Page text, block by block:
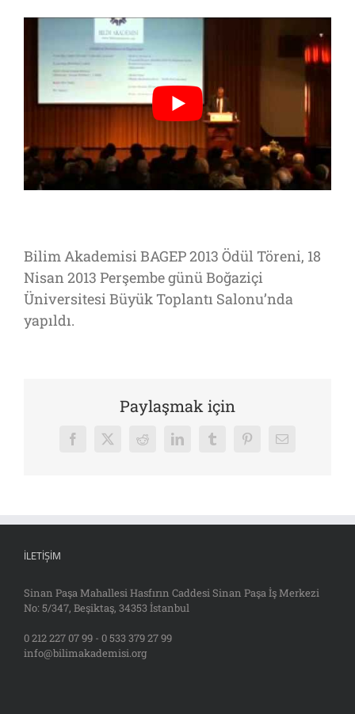
Bilim Akademisi BAGEP 2013 Ödül Töreni, 18
Nisan 2013 Perşembe günü Boğaziçi
Üniversitesi Büyük Toplantı Salonu’nda
yapıldı.
Paylaşmak için
Facebook
X Reddit LinkedInTumblrPinterest
E-
İLETIŞIM
Sinan Paşa Mahallesi Hasfırın Caddesi Sinan Paşa İş Merkezi
No: 5/347, Beşiktaş, 34353 İstanbul
0 212 227 07 99 - 0 533 379 27 99
info@bilimakademisi.org